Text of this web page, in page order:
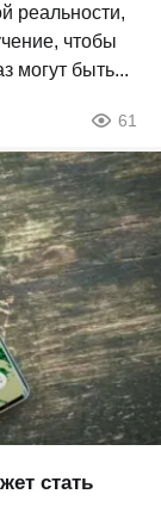
реальности,
чтобы
могут быть...
61
стать